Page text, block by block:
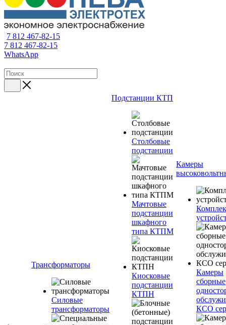
7 812 467-82-15
7 812 467-82-15
WhatsApp
Трансформаторы
Силовые
трансформаторы
Подстанции КТП
Столбовые
подстанции
Мачтовые
подстанции
шкафного
типа КТПМ
Киосковые
подстанции
КТПН
Камеры
Камеры
сборные
КСО